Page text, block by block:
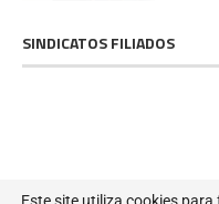
SINDICATOS FILIADOS
@2022 - Todos os direitos